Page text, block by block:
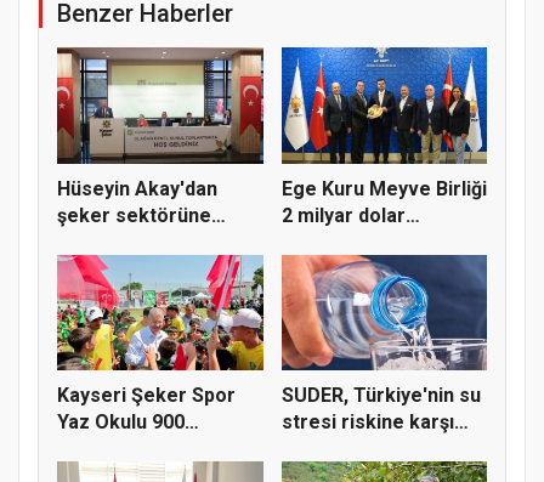
Benzer Haberler
Hüseyin Akay'dan
şeker sektörüne
Ege Kuru Meyve Birliği
2 milyar dolar
Kayseri Şeker Spor
Yaz Okulu 900
SUDER, Türkiye'nin su
stresi riskine karşı